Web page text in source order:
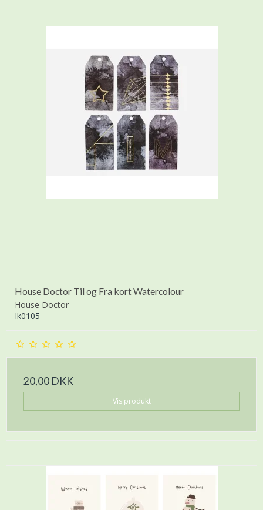
House Doctor Til og Fra kort Watercolour
House Doctor
Ik0105
20,00 DKK
Vis produkt